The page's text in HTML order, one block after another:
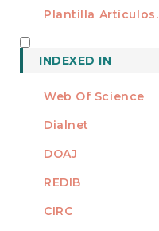
Plantilla Artículos.
INDEXED IN
Web Of Science
Dialnet
DOAJ
REDIB
CIRC